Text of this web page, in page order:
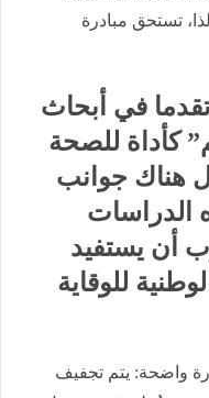
تستحق مبادرة
في أبحاث
كأداة للصحة
هناك جوانب
الدراسات
أن يستفيد
للوقاية
واضحة: يتم تجفيف